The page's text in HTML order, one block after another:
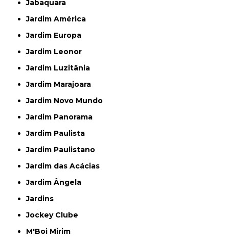
Jabaquara
Jardim América
Jardim Europa
Jardim Leonor
Jardim Luzitânia
Jardim Marajoara
Jardim Novo Mundo
Jardim Panorama
Jardim Paulista
Jardim Paulistano
Jardim das Acácias
Jardim Ângela
Jardins
Jockey Clube
M'Boi Mirim